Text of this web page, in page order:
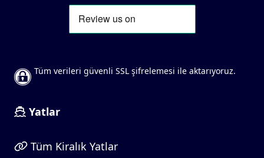
Tüm verileri güvenli SSL şifrelemesi ile aktarıyoruz.
Yatlar
Tüm Kiralık Yatlar